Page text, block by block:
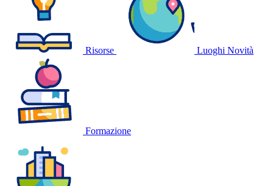
Risorse Luoghi Novità
Formazione